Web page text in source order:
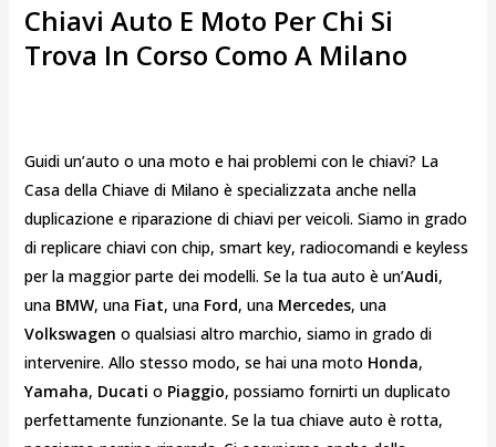
Chiavi Auto E Moto Per Chi Si
Trova In Corso Como A Milano
Guidi un’auto o una moto e hai problemi con le chiavi? La
Casa della Chiave di Milano è specializzata anche nella
duplicazione e riparazione di chiavi per veicoli. Siamo in grado
di replicare chiavi con chip, smart key, radiocomandi e keyless
per la maggior parte dei modelli. Se la tua auto è un’Audi,
una BMW, una Fiat, una Ford, una Mercedes, una
Volkswagen o qualsiasi altro marchio, siamo in grado di
intervenire. Allo stesso modo, se hai una moto Honda,
Yamaha, Ducati o Piaggio, possiamo fornirti un duplicato
perfettamente funzionante. Se la tua chiave auto è rotta,